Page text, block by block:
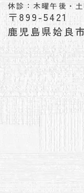
休診：木曜午後・
〒899-5421
鹿児島県姶良